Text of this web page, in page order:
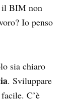
il BIM non
Io penso
sia chiaro
. Sviluppare
C’è